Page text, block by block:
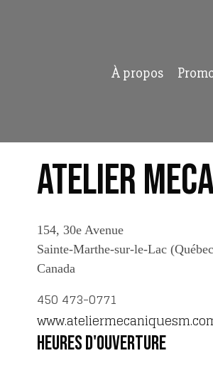
À propos
Atelier
154, 30e Avenue
Sainte-Marthe-sur-le-Lac
Canada
450 473-0771
Heures d'ouverture